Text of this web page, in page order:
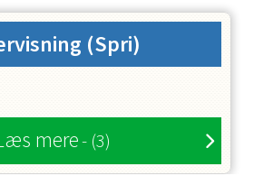
(Spri)
mere- (3)